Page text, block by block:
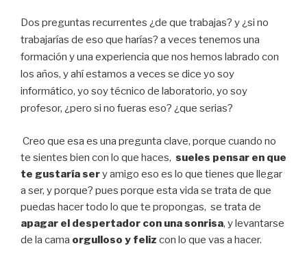
Dos preguntas recurrentes ¿de que trabajas? y ¿si no
trabajarías de eso que harías? a veces tenemos una
formación y una experiencia que nos hemos labrado con
los años, y ahí estamos a veces se dice yo soy
informático, yo soy técnico de laboratorio, yo soy
profesor, ¿pero si no fueras eso? ¿que serias?
Creo que esa es una pregunta clave, porque cuando no
te sientes bien con lo que haces, sueles pensar en que
te gustaría sery amigo eso es lo que tienes que llegar
a ser, y porque? pues porque esta vida se trata de que
puedas hacer todo lo que te propongas, se trata de
apagar el despertador con una sonrisa, y levantarse
de la cama orgulloso y feliz con lo que vas a hacer.